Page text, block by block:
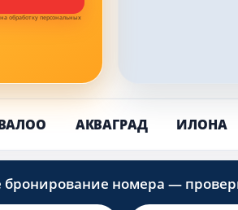
обработку персональных
АКВАГРАД ИЛОНА